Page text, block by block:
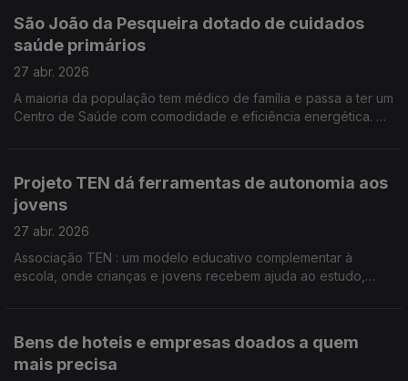
São João da Pesqueira dotado de cuidados
saúde primários
27 abr. 2026
A maioria da população tem médico de família e passa a ter um
Centro de Saúde com comodidade e eficiência energética. O
Projeto TEN dá ferramentas de autonomia aos
jovens
27 abr. 2026
Associação TEN : um modelo educativo complementar à
escola, onde crianças e jovens recebem ajuda ao estudo,
Bens de hoteis e empresas doados a quem
mais precisa